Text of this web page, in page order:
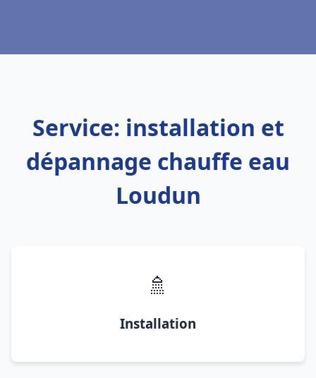
Service: installation et
dépannage chauffe eau
Loudun
🚿
Installation